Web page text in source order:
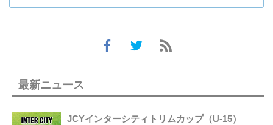
最新ニュース
JCYインターシティトリムカップ（U-15）